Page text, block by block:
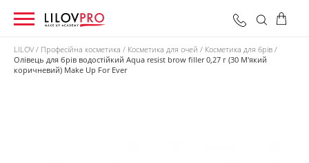
LILOV Професійна косметика Косметика для очей
Косметика для брів
Олівець для брів водостійкий Aqua resist brow filler 0,27 г (30 М'який
коричневий) Make Up For Ever